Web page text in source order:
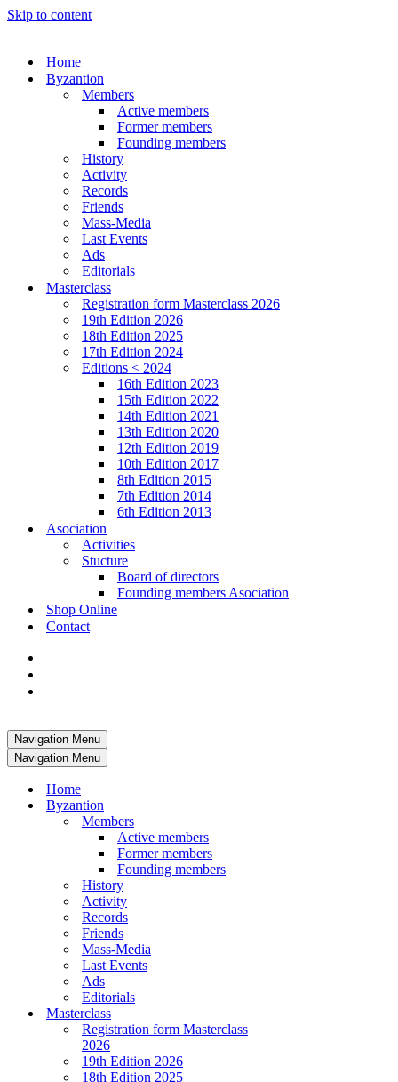
Skip to content
Home
Byzantion
Members
Active members
Former members
Founding members
History
Activity
Records
Friends
Mass-Media
Last Events
Ads
Editorials
Masterclass
Registration form Masterclass 2026
19th Edition 2026
18th Edition 2025
17th Edition 2024
Editions < 2024
16th Edition 2023
15th Edition 2022
14th Edition 2021
13th Edition 2020
12th Edition 2019
10th Edition 2017
8th Edition 2015
7th Edition 2014
6th Edition 2013
Asociation
Activities
Stucture
Board of directors
Founding members Asociation
Shop Online
Contact
Navigation Menu
Navigation Menu
Home
Byzantion
Members
Active members
Former members
Founding members
History
Activity
Records
Friends
Mass-Media
Last Events
Ads
Editorials
Masterclass
Registration form Masterclass
2026
19th Edition 2026
18th Edition 2025